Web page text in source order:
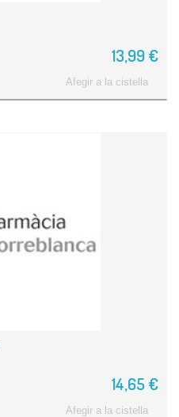
13,99 €
Afegir a la cistella
14,65 €
Afegir a la cistella